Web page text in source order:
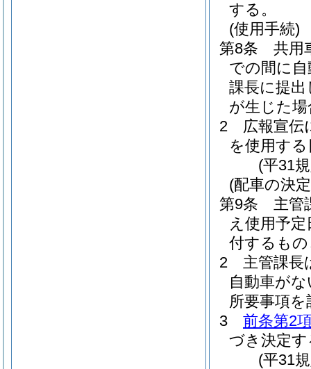
する。
(使用手続)
第8条
共用
での間に
課長に提
が生じた
2
広報宣伝
を使用す
(平31
(配車の決
第9条
主管
え使用予
付するも
2
主管課長
自動車が
所要事項
3
前条第2
づき決定
(平31